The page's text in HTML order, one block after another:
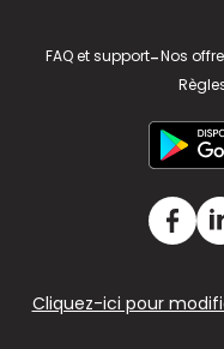
FAQ et support-Nos
Cliquez-ici pour